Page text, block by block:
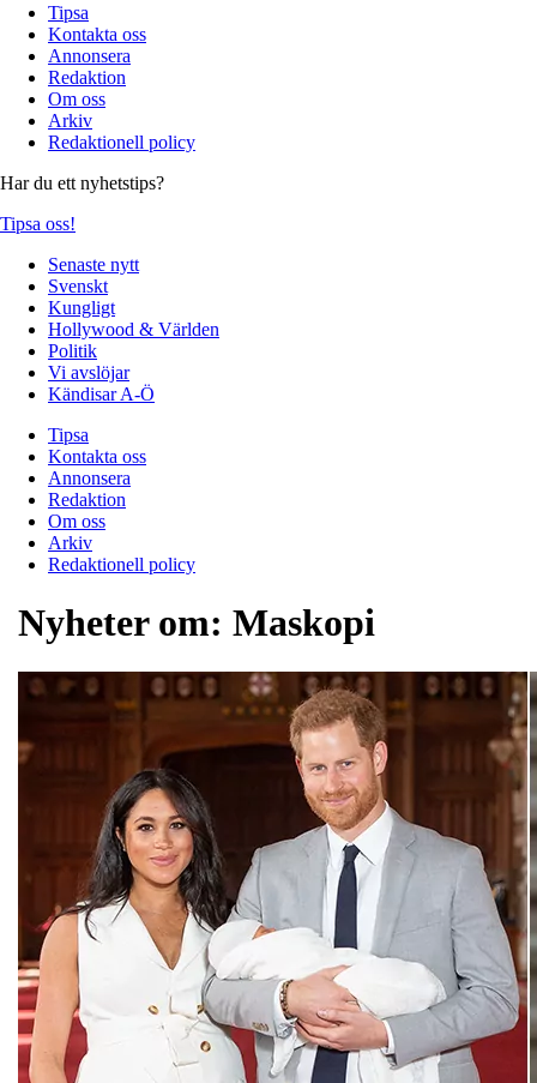
Tipsa
Kontakta oss
Annonsera
Redaktion
Om oss
Arkiv
Redaktionell policy
Har du ett nyhetstips?
Tipsa oss!
Senaste nytt
Svenskt
Kungligt
Hollywood & Världen
Politik
Vi avslöjar
Kändisar A-Ö
Tipsa
Kontakta oss
Annonsera
Redaktion
Om oss
Arkiv
Redaktionell policy
Nyheter om: Maskopi